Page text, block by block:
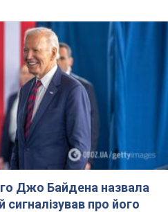
Джо Байдена назвала
про його